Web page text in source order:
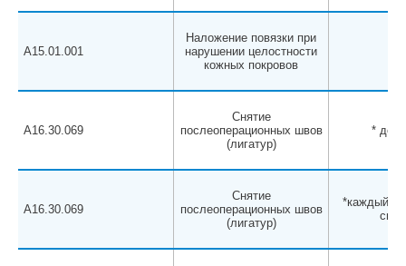
A15.01.001
Наложение повязки при
нарушении целостности
кожных покровов
A16.30.069
Снятие
послеоперационных швов
(лигатур)
* до
A16.30.069
Снятие
послеоперационных швов
(лигатур)
*каждый